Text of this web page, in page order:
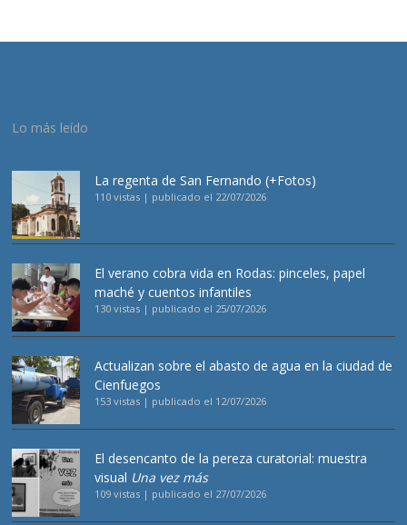
Lo más leído
La regenta de San Fernando (+Fotos)
110 vistas | publicado el 22/07/2026
El verano cobra vida en Rodas: pinceles, papel
maché y cuentos infantiles
130 vistas | publicado el 25/07/2026
Actualizan sobre el abasto de agua en la ciudad de
Cienfuegos
153 vistas | publicado el 12/07/2026
El desencanto de la pereza curatorial: muestra
visual Una vez más
109 vistas | publicado el 27/07/2026